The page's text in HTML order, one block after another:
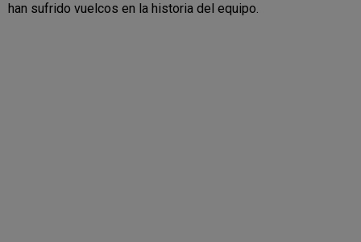
han sufrido vuelcos en la historia del equipo.